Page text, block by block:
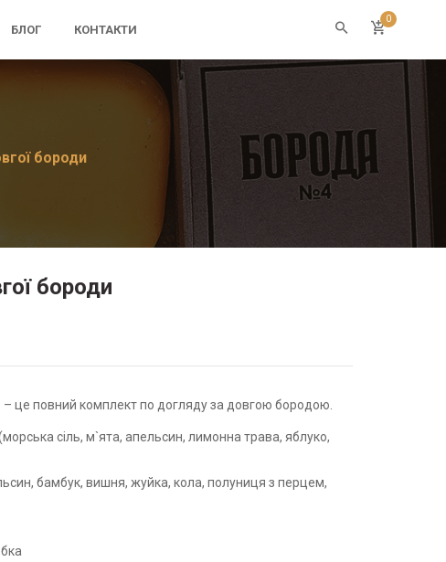
БЛОГ КОНТАКТИ
0
бороди
бороди
це повний комплект по догляду за довгою бородою.
сіль, м`ята, апельсин, лимонна трава, яблуко,
бамбук, вишня, жуйка, кола, полуниця з перцем,